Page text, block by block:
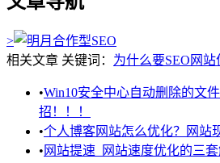
>
相关文章 关键词： 为什么要SEO 网站
•Win10安全中心自动删除的文
招！！！
•个人博客网站怎么优化？网站
• 网站提速_网站速度优化的三